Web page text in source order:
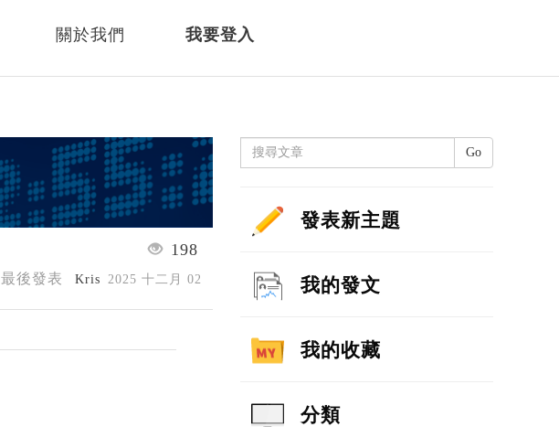
關於我們 我要登入
198
最後發表 Kris 2025 十二月 02
Go
發表新主題
我的發文
我的收藏
分類